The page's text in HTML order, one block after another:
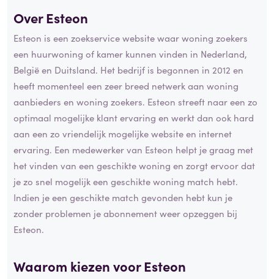
Over Esteon
Esteon is een zoekservice website waar woning zoekers
een huurwoning of kamer kunnen vinden in Nederland,
België en Duitsland. Het bedrijf is begonnen in 2012 en
heeft momenteel een zeer breed netwerk aan woning
aanbieders en woning zoekers. Esteon streeft naar een zo
optimaal mogelijke klant ervaring en werkt dan ook hard
aan een zo vriendelijk mogelijke website en internet
ervaring. Een medewerker van Esteon helpt je graag met
het vinden van een geschikte woning en zorgt ervoor dat
je zo snel mogelijk een geschikte woning match hebt.
Indien je een geschikte match gevonden hebt kun je
zonder problemen je abonnement weer opzeggen bij
Esteon.
Waarom kiezen voor Esteon